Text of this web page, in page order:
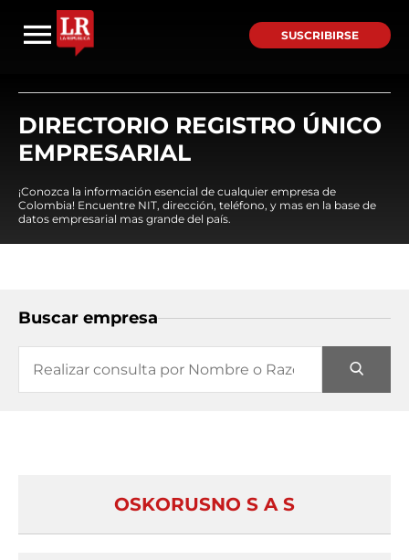
SUSCRIBIRSE
DIRECTORIO REGISTRO ÚNICO
EMPRESARIAL
¡Conozca la información esencial de cualquier empresa de
Colombia! Encuentre NIT, dirección, teléfono, y mas en la base de
datos empresarial mas grande del país.
Buscar empresa
OSKORUSNO S A S